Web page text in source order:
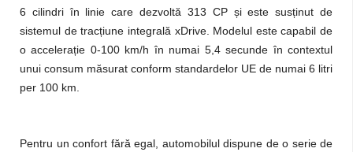
6 cilindri în linie care dezvoltă 313 CP și este susținut de
sistemul de tracțiune integrală xDrive. Modelul este capabil de
o accelerație 0-100 km/h în numai 5,4 secunde în contextul
unui consum măsurat conform standardelor UE de numai 6 litri
per 100 km.
Pentru un confort fără egal, automobilul dispune de o serie de